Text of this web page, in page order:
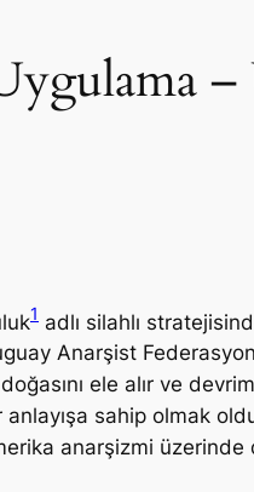
1 adlı silahlı
Anarşist
ele alır ve
sahip olmak
anarşizmi üzerinde